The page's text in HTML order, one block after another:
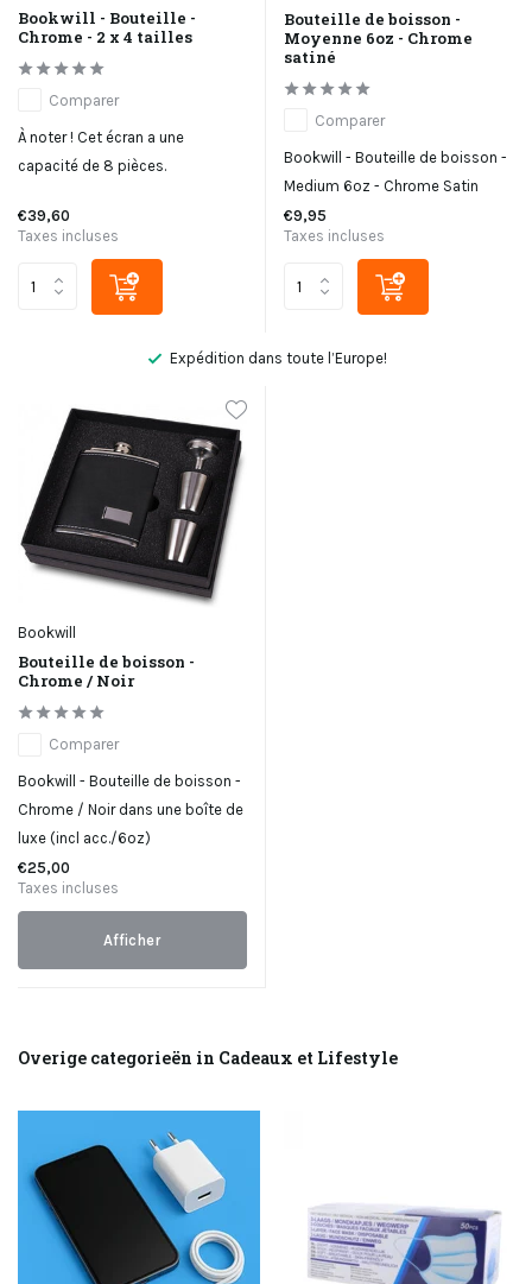
Bookwill - Bouteille -
Chrome - 2 x 4 tailles
Comparer
À noter ! Cet écran a une
capacité de 8 pièces.
€39,60
Taxes incluses
Bouteille de boisson -
Moyenne 6oz - Chrome
satiné
Comparer
Bookwill - Bouteille de boisson -
Medium 6oz - Chrome Satin
€9,95
Taxes incluses
Expédition dans toute l’Europe!
Bookwill
Bouteille de boisson -
Chrome / Noir
Comparer
Bookwill - Bouteille de boisson -
Chrome / Noir dans une boîte de
luxe (incl acc./6oz)
€25,00
Taxes incluses
Afficher
Overige categorieën in Cadeaux et Lifestyle